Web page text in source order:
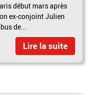
début mars après
ex-conjoint Julien
de...
Lire la suite